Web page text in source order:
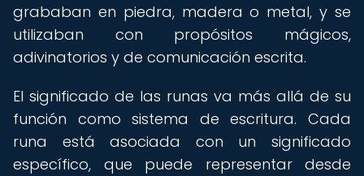
grababan en piedra, madera o metal, y se
utilizaban con propósitos mágicos,
adivinatorios y de comunicación escrita.
El significado de las runas va más allá de su
función como sistema de escritura. Cada
runa está asociada con un significado
específico, que puede representar desde